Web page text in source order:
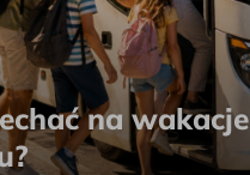
na wakacje